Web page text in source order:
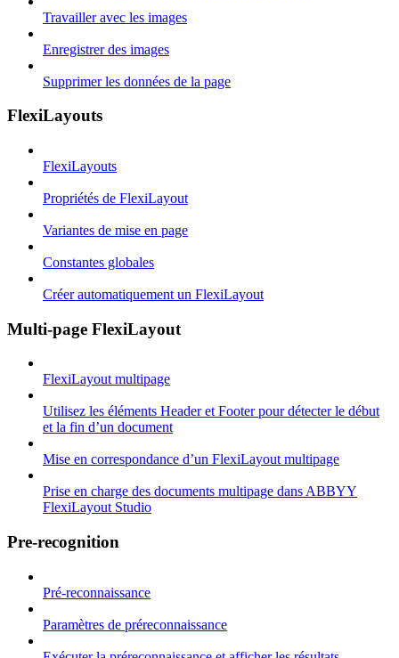
Travailler avec les images
Enregistrer des images
Supprimer les données de la page
FlexiLayouts
FlexiLayouts
Propriétés de FlexiLayout
Variantes de mise en page
Constantes globales
Créer automatiquement un FlexiLayout
Multi-page FlexiLayout
FlexiLayout multipage
Utilisez les éléments Header et Footer pour détecter le début
et la fin d’un document
Mise en correspondance d’un FlexiLayout multipage
Prise en charge des documents multipage dans ABBYY
FlexiLayout Studio
Pre-recognition
Pré-reconnaissance
Paramètres de préreconnaissance